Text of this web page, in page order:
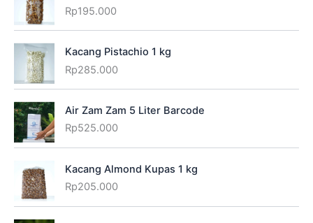
Rp195.000
Kacang Pistachio 1 kg
Rp285.000
Air Zam Zam 5 Liter Barcode
Rp525.000
Kacang Almond Kupas 1 kg
Rp205.000